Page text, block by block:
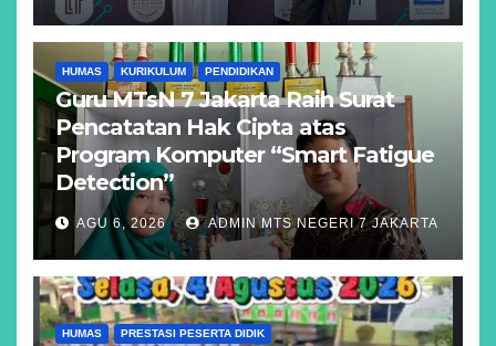
HUMAS KURIKULUM PENDIDIKAN
Guru MTsN 7 Jakarta Raih Surat
Pencatatan Hak Cipta atas
Program Komputer “Smart Fatigue
Detection”
AGU 6, 2026 ADMIN MTS NEGERI 7 JAKARTA
HUMAS PRESTASI PESERTA DIDIK